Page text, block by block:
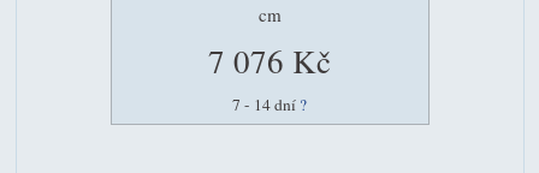
cm
7 076 Kč
7 - 14 dní ?